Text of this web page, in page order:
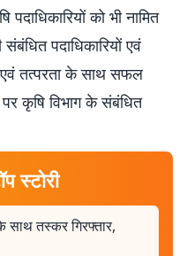
को भी नामित
पदाधिकारियों एवं
एवं तत्परता के साथ सफल
कृषि विभाग के संबंधित
स्टोरी
साथ तस्कर गिरफ्तार,